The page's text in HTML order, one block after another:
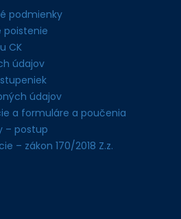
podmienky
poistenie
CK
údajov
údajov
a formuláre a poučenia
– postup
– zákon 170/2018 Z.z.